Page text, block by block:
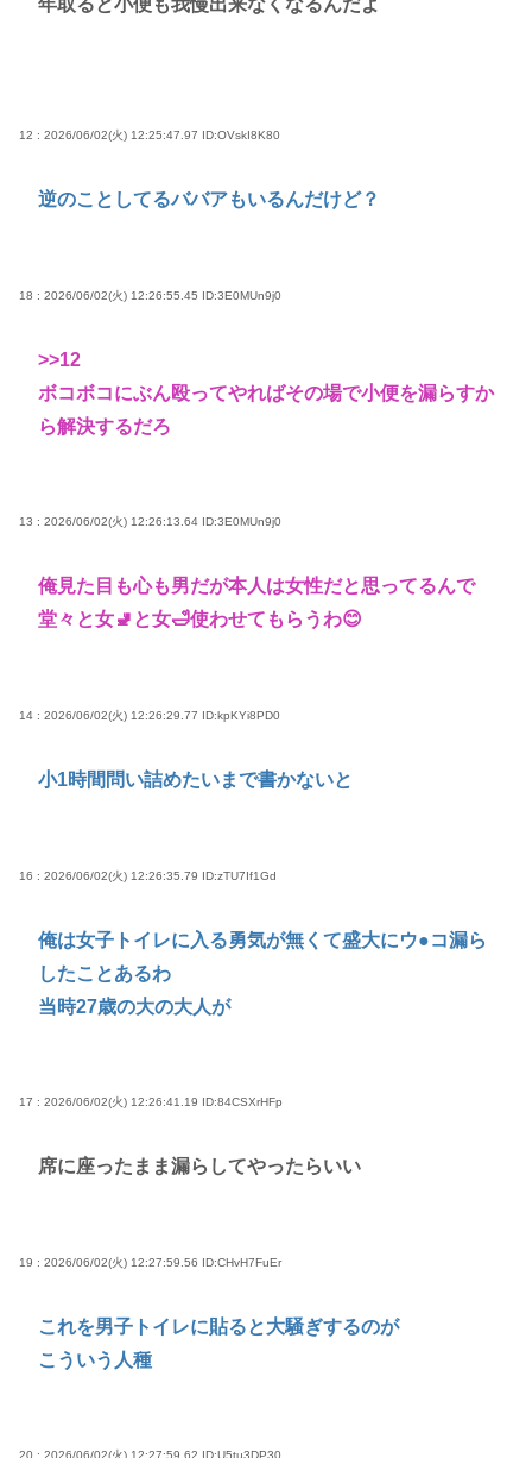
12 : 2026/06/02(火) 12:25:47.97 ID:OVskI8K80
逆のことしてるババアもいるんだけど？
18 : 2026/06/02(火) 12:26:55.45 ID:3E0MUn9j0
>>12
ボコボコにぶん殴ってやればその場で小便を漏らすか
ら解決するだろ
13 : 2026/06/02(火) 12:26:13.64 ID:3E0MUn9j0
俺見た目も心も男だが本人は女性だと思ってるんで
堂々と女🚽と女🛁使わせてもらうわ😊
14 : 2026/06/02(火) 12:26:29.77 ID:kpKYi8PD0
小1時間問い詰めたいまで書かないと
16 : 2026/06/02(火) 12:26:35.79 ID:zTU7If1Gd
俺は女子トイレに入る勇気が無くて盛大にウ●コ漏ら
したことあるわ
当時27歳の大の大人が
17 : 2026/06/02(火) 12:26:41.19 ID:84CSXrHFp
席に座ったまま漏らしてやったらいい
19 : 2026/06/02(火) 12:27:59.56 ID:CHvH7FuEr
これを男子トイレに貼ると大騒ぎするのが
こういう人種